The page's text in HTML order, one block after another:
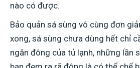
nào có được.
Bảo quản sá sùng vô cùng đơn
xong, sá sùng chưa dùng hết chỉ
ngăn đông của tủ lạnh, những lần